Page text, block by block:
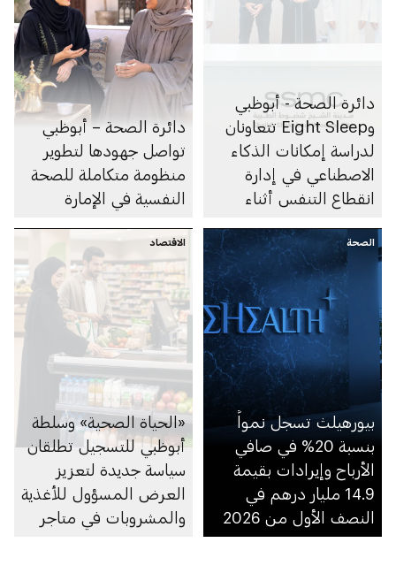
دائرة الصحة - أبوظبي
وEight Sleep تتعاونان
لدراسة إمكانات الذكاء
الاصطناعي في إدارة
انقطاع التنفس أثناء
دائرة الصحة – أبوظبي
تواصل جهودها لتطوير
منظومة متكاملة للصحة
النفسية في الإمارة
الصحة
بيورهيلث تسجل نمواً
بنسبة 20% في صافي
الأرباح وإيرادات بقيمة
14.9 مليار درهم في
النصف الأول من 2026
الاقتصاد
«الحياة الصحية» وسلطة
أبوظبي للتسجيل تطلقان
سياسة جديدة لتعزيز
العرض المسؤول للأغذية
والمشروبات في متاجر